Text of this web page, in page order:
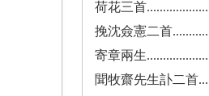
荷花三首
挽沈僉憲二首
寄章兩生
聞牧齋先生訃二首